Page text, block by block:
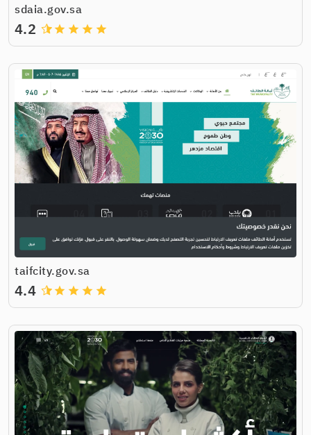
sdaia.gov.sa
grade
grade
grade
grade
4.2
taifcity.gov.sa
grade
grade
grade
grade
4.4